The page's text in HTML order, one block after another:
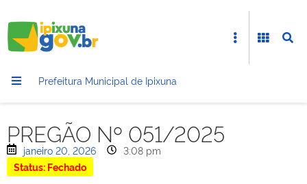
Prefeitura Municipal de Ipixuna
PREGÃO Nº 051/2025
janeiro 20, 2026
3:08 pm
Status: Fechado